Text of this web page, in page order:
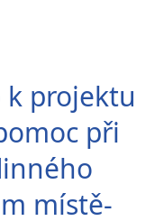
k projektu
při
místě-